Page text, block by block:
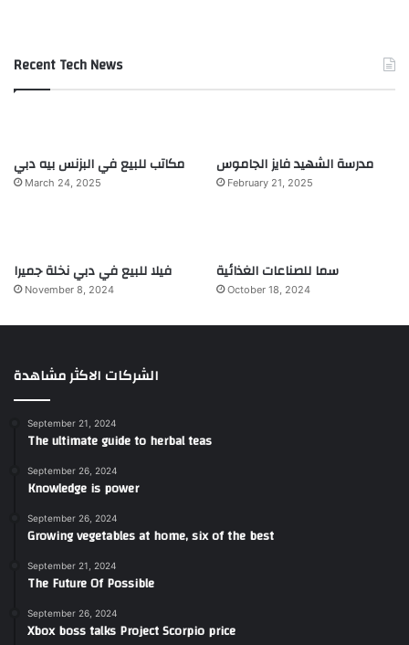
Recent Tech News
مكاتب للبيع في البزنس بيه دبي
March 24, 2025
مدرسة الشهيد فايز الجاموس
February 21, 2025
فيلا للبيع في دبي نخلة جميرا
November 8, 2024
سما للصناعات الغذائية
October 18, 2024
الشركات الاكثر مشاهدة
September 21, 2024
The ultimate guide to herbal teas
September 26, 2024
Knowledge is power
September 26, 2024
Growing vegetables at home, six of the best
September 21, 2024
The Future Of Possible
September 26, 2024
Xbox boss talks Project Scorpio price